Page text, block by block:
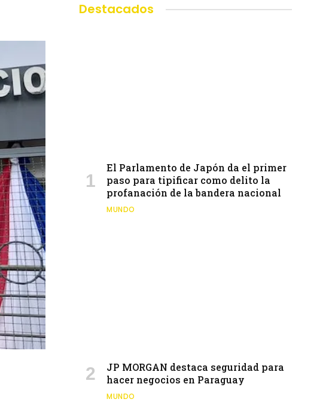
Destacados
El Parlamento de Japón da el primer
paso para tipificar como delito la
profanación de la bandera nacional
MUNDO
JP MORGAN destaca seguridad para
hacer negocios en Paraguay
MUNDO